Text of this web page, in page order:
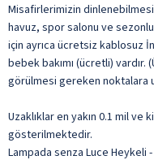
Misafirlerimizin
havuz, spor salonu ve
için ayrıca ücretsiz kablosuz
bebek bakımı (ücretli)
görülmesi gereken noktalara
Uzaklıklar en yakın 0.1 mil
gösterilmektedir.
Lampada senza Luce Heykeli